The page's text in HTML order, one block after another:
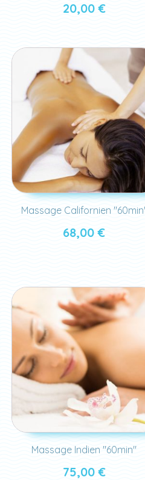
20,00€
Massage Californien
68,00€
Massage Indien "60min"
75,00€